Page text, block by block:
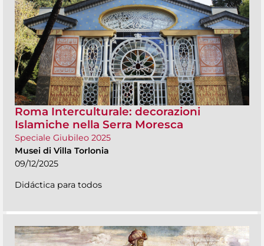
Roma Interculturale: decorazioni
Islamiche nella Serra Moresca
Speciale Giubileo 2025
Musei di Villa Torlonia
09/12/2025
Didáctica para todos